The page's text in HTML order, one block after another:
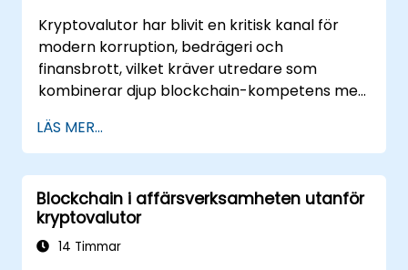
Kryptovalutor har blivit en kritisk kanal för
modern korruption, bedrägeri och
finansbrott, vilket kräver utredare som
kombinerar djup blockchain-kompetens med
instruktörsledda mästarkurs leder tekniskt
kunniga deltagare med grundläggande
erfarenhet till avancerad operationell
förmåga inom områdena blockkettegrunder,
plånboks- och transaktionsforensik, flöden
på den暗网 (mörka webben),
LÄS MER...
Blockchain i affärsverksamheten utanför
kryptovalutor
14 Timmar